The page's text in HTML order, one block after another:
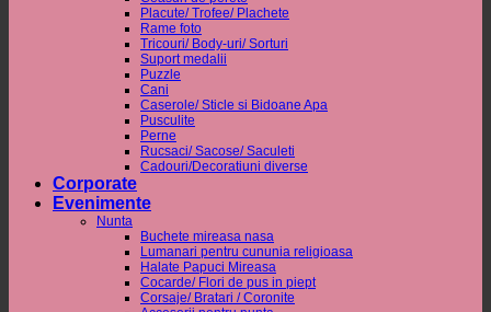
Placute/ Trofee/ Plachete
Rame foto
Tricouri/ Body-uri/ Sorturi
Suport medalii
Puzzle
Cani
Caserole/ Sticle si Bidoane Apa
Pusculite
Perne
Rucsaci/ Sacose/ Saculeti
Cadouri/Decoratiuni diverse
Corporate
Evenimente
Nunta
Buchete mireasa nasa
Lumanari pentru cununia religioasa
Halate Papuci Mireasa
Cocarde/ Flori de pus in piept
Corsaje/ Bratari / Coronite